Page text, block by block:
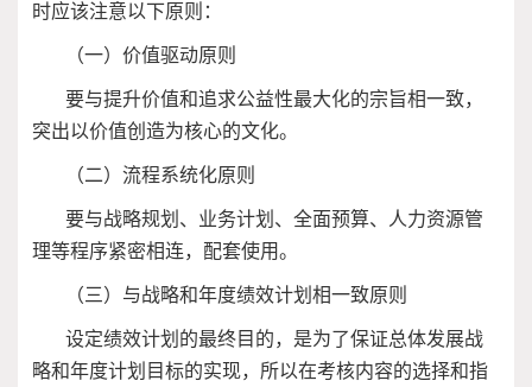
时应该注意以下原则：
（一）价值驱动原则
要与提升价值和追求公益性最大化的宗旨相一致，
突出以价值创造为核心的文化。
（二）流程系统化原则
要与战略规划、业务计划、全面预算、人力资源管
理等程序紧密相连，配套使用。
（三）与战略和年度绩效计划相一致原则
设定绩效计划的最终目的，是为了保证总体发展战
略和年度计划目标的实现，所以在考核内容的选择和指